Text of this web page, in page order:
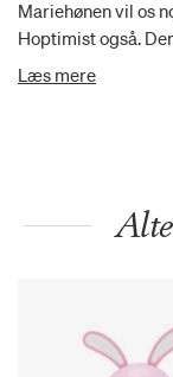
Mariehønen vil os
Hoptimist også.
oplagt gaveidé til
Læs mere